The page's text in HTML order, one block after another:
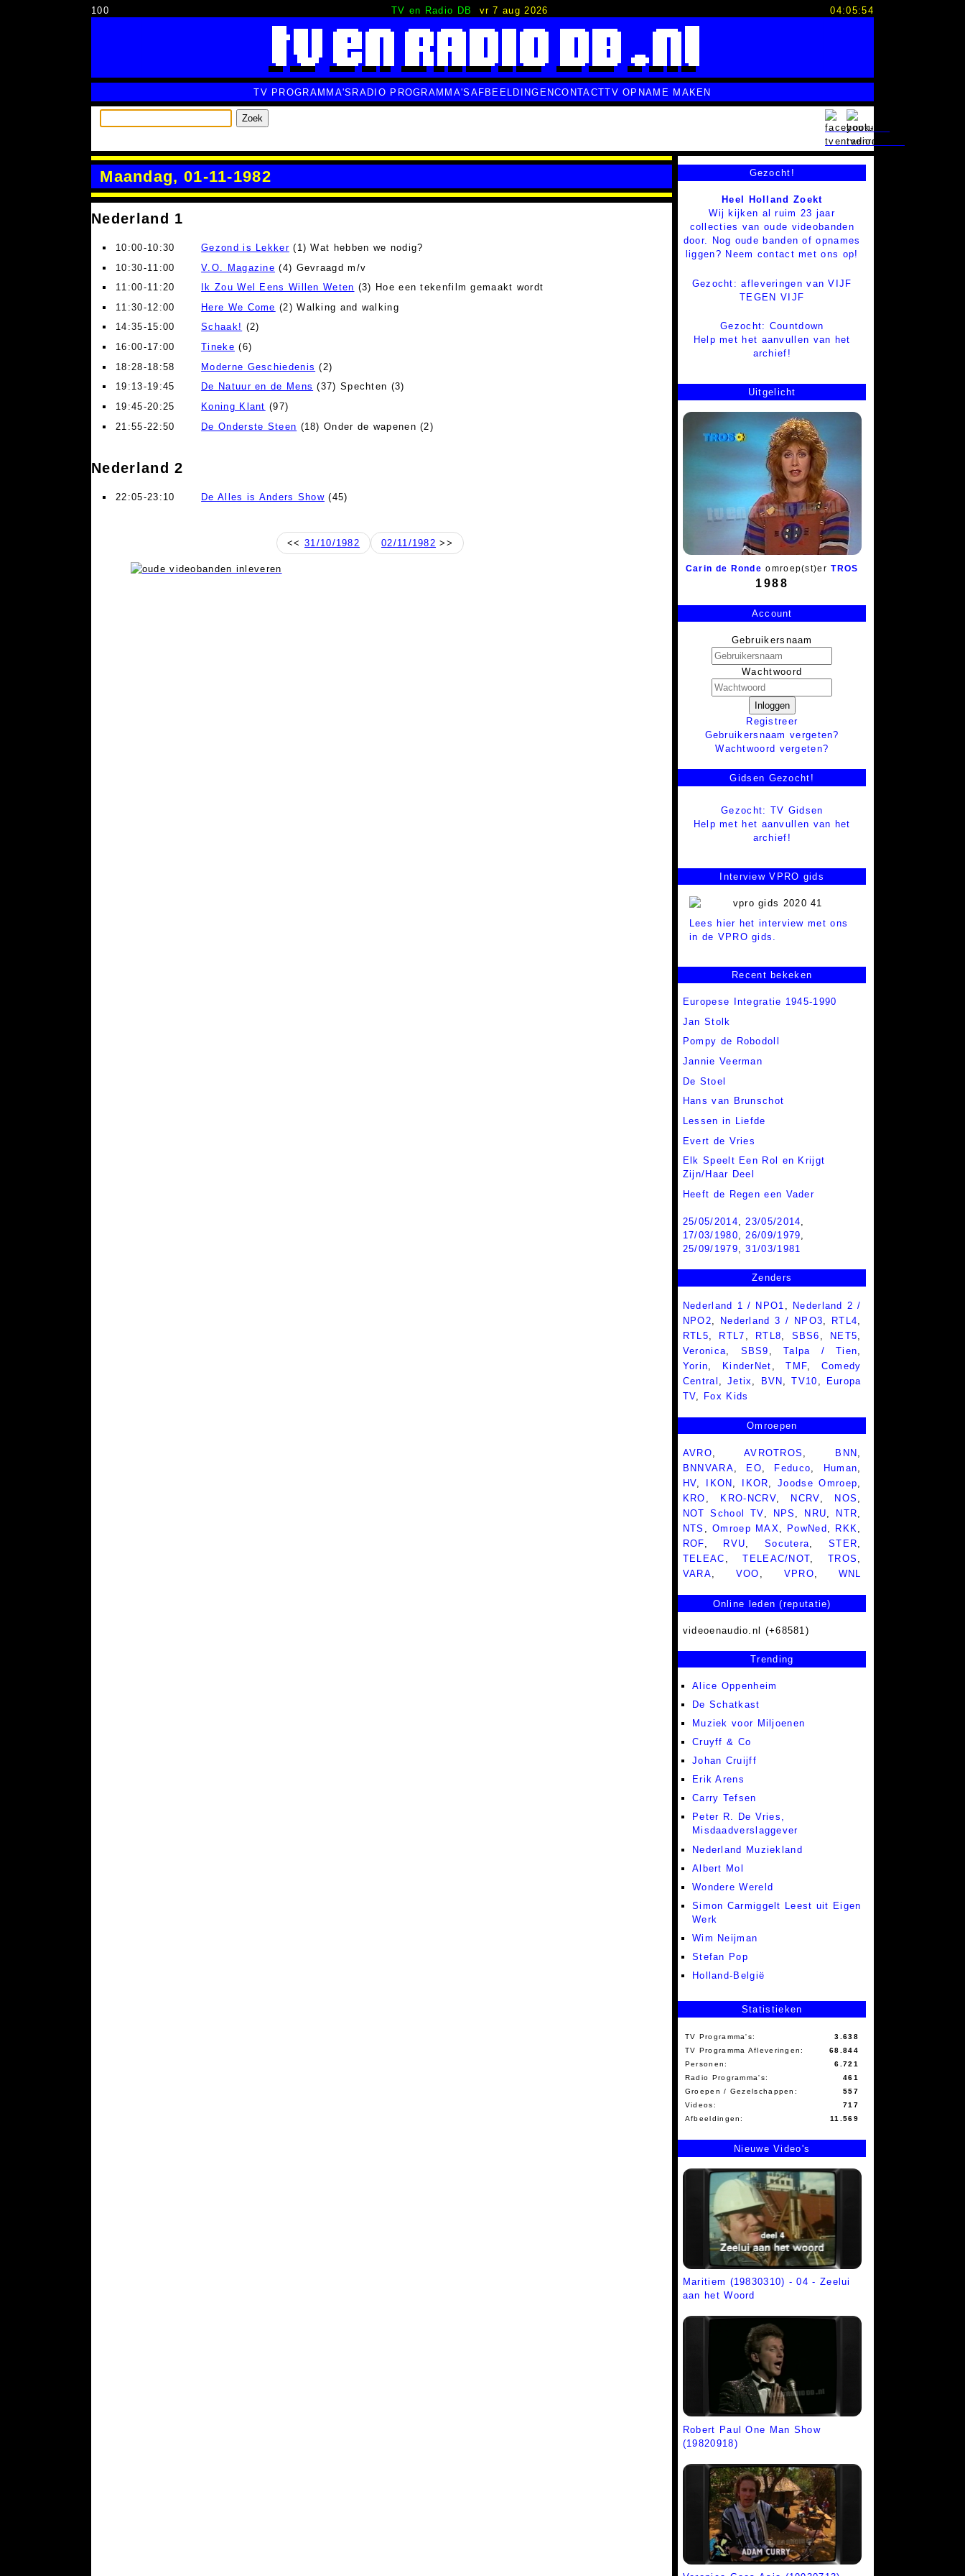
100 TV en Radio DB vr 7 aug 2026 04:05:55
TV PROGRAMMA'S RADIO PROGRAMMA'S AFBEELDINGENCONTACTTV OPNAME MAKEN
Zoek
Maandag, 01-11-1982
Nederland 1
10:00-10:30 Gezond is Lekker(1) Wat hebben we nodig?
10:30-11:00
V.O. Magazine (4) Gevraagd m/v
11:00-11:20
Ik Zou Wel Eens Willen Weten (3) Hoe een tekenfilm gemaakt wordt
11:30-12:00
Here We Come (2) Walking and walking
14:35-15:00
Schaak! (2)
16:00-17:00
Tineke (6)
18:28-18:58
Moderne Geschiedenis (2)
19:13-19:45
De Natuur en de Mens (37) Spechten (3)
19:45-20:25
Koning Klant (97)
21:55-22:50
De Onderste Steen (18) Onder de wapenen (2)
Nederland 2
22:05-23:10 De Alles is Anders Show (45)
<<31/10/1982 02/11/1982 >>
Gezocht!
Heel Holland Zoekt
Wij kijken al ruim 23 jaar
collecties van oude videobanden
door. Nog oude banden of opnames
liggen? Neem contact met ons op!
Gezocht: afleveringen van VIJF
TEGEN VIJF
Gezocht: Countdown
Help met het aanvullen van het
archief!
Uitgelicht
Carin de Ronde omroep(st)er TROS
1988
Account
Gebruikersnaam
Wachtwoord
Inloggen
Registreer
Gebruikersnaam vergeten?
Wachtwoord vergeten?
Gidsen Gezocht!
Gezocht: TV Gidsen
Help met het aanvullen van het
archief!
Interview VPRO gids
Lees hier het interview met ons
in de VPRO gids.
Recent bekeken
Europese Integratie 1945-1990
Jan Stolk
Pompy de Robodoll
Jannie Veerman
De Stoel
Hans van Brunschot
Lessen in Liefde
Evert de Vries
Elk Speelt Een Rol en Krijgt
Zijn/Haar Deel
Heeft de Regen een Vader
25/05/2014,23/05/2014,
17/03/1980,26/09/1979,
25/09/1979,31/03/1981
Zenders
Nederland 1 / NPO1
Nederland 2 /
NPO2
Nederland 3 / NPO3 RTL4
RTL5
RTL7 RTL8 SBS6 NET5
Veronica
SBS9 ,Talpa / Tien
Yorin
KinderNet ,TMF
Comedy
Central
Jetix BVN ,TV10
Europa
TV
Fox Kids
Omroepen
AVRO, AVROTROS , BNN ,
BNNVARA, EO, Feduco, Human,
HV, IKON , IKOR,Joodse Omroep,
KRO , KRO-NCRV, NCRV, NOS ,
NOT School TV, NPS , NRU, NTR,
NTS ,Omroep MAX, PowNed , RKK,
ROF, RVU, Socutera,STER,
TELEAC ,TELEAC/NOT,TROS ,
VARA, VOO , VPRO, WNL
Online leden (reputatie)
videoenaudio.nl (+68581)
Trending
Alice Oppenheim
De Schatkast
Muziek voor Miljoenen
Cruyff & Co
Johan Cruijff
Erik Arens
Carry Tefsen
Peter R. De Vries,
Misdaadverslaggever
Nederland Muziekland
Albert Mol
Wondere Wereld
Simon Carmiggelt Leest uit Eigen
Werk
Wim Neijman
Stefan Pop
Holland-België
Statistieken
TV Programma's:
3.638
TV Programma Afleveringen:
68.844
Personen:
6.721
Radio Programma's:
461
Groepen / Gezelschappen:
557
Videos:
717
Afbeeldingen:
11.569
Nieuwe Video's
Maritiem (19830310) - 04 - Zeelui
aan het Woord
Robert Paul One Man Show
(19820918)